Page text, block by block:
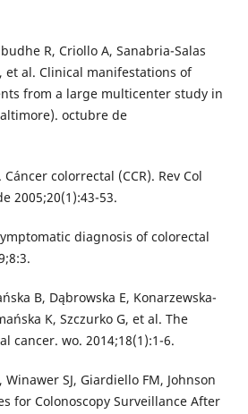
R, Criollo A, Sanabria-Salas
et al. Clinical manifestations of
from a large multicenter study in
octubre de
colorrectal (CCR). Rev Col
2005;20(1):43-53.
diagnosis of colorectal
B, Dąbrowska E, Konarzewska-
K, Szczurko G, et al. The
cancer. wo. 2014;18(1):1-6.
Winawer SJ, Giardiello FM, Johnson
for Colonoscopy Surveillance After